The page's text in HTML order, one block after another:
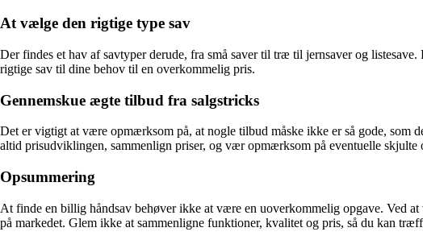
At vælge den rigtige type sav
Der findes et hav af savtyper derude, fra små saver til træ til jernsaver og
rigtige sav til dine behov til en overkommelig pris.
Gennemskue ægte tilbud fra salgstricks
Det er vigtigt at være opmærksom på, at nogle tilbud måske ikke er så gode,
altid prisudviklingen, sammenlign priser, og vær opmærksom på eventuelle
Opsummering
At finde en billig håndsav behøver ikke at være en uoverkommelig opgave. Ved
på markedet. Glem ikke at sammenligne funktioner, kvalitet og pris, så du kan